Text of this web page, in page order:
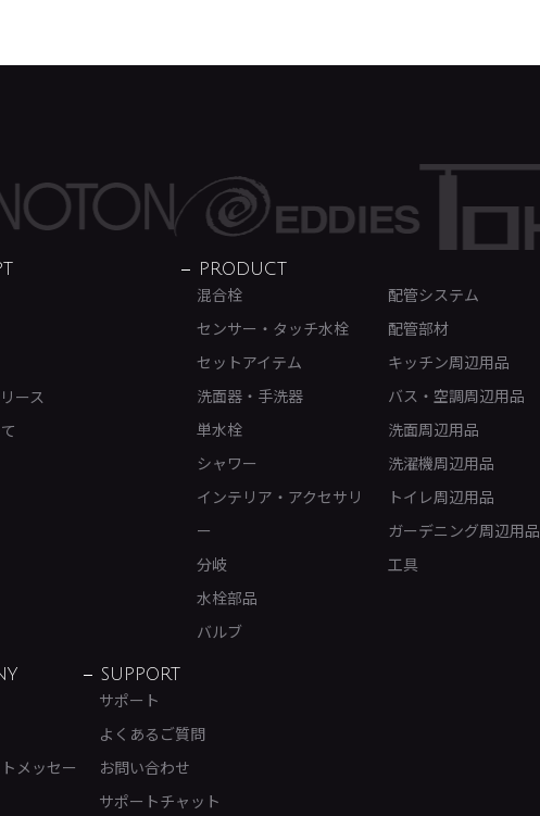
ース
PRODUCT
混合栓
センサー・タッチ水栓
セットアイテム
洗面器・手洗器
単水栓
シャワー
インテリア・アクセサリ
ー
分岐
水栓部品
バルブ
配管システム
配管部材
キッチン周辺用品
バス・空調周辺用品
洗面周辺用品
洗濯機周辺用品
トイレ周辺用品
ガーデニング周辺用品
工具
メッセー
SUPPORT
サポート
よくあるご質問
お問い合わせ
サポートチャット